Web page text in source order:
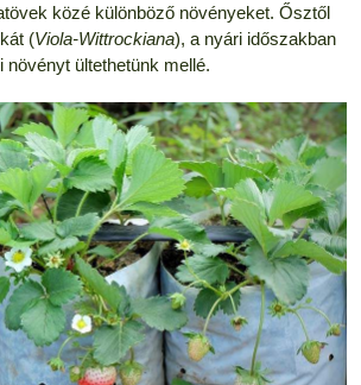
közé különböző növényeket. Ősztől
(Viola-Wittrockiana), a nyári időszakban
növényt ültethetünk mellé.